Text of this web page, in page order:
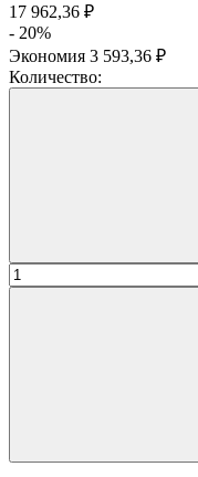
17 962,36 ₽
- 20%
Экономия 3 593,36 ₽
Количество: